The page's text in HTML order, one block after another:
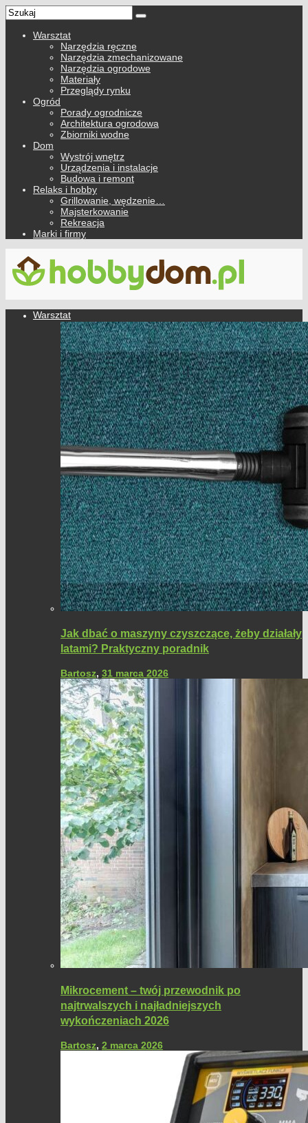
Warsztat
Narzędzia ręczne
Narzędzia zmechanizowane
Narzędzia ogrodowe
Materiały
Przeglądy rynku
Ogród
Porady ogrodnicze
Architektura ogrodowa
Zbiorniki wodne
Dom
Wystrój wnętrz
Urządzenia i instalacje
Budowa i remont
Relaks i hobby
Grillowanie, wędzenie…
Majsterkowanie
Rekreacja
Marki i firmy
Warsztat
Jak dbać o maszyny czyszczące, żeby działały
latami? Praktyczny poradnik
Bartosz, 31 marca 2026
Mikrocement – twój przewodnik po
najtrwalszych i najładniejszych
wykończeniach 2026
Bartosz, 2 marca 2026